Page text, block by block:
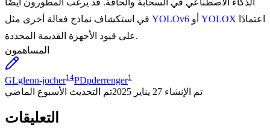
الذكاء الاصطناعي في السحابة والحافة. قد يرغب المطورون أيضًا
YOLOv6 YOLOX
على قيود الأجهزة القديمة المحددة.
المساهمون
GLglenn-jocher14PDpderrenger1
تم الإنشاء 27 يناير 2025 تم التحديث الأسبوع الماضي
التعليقات